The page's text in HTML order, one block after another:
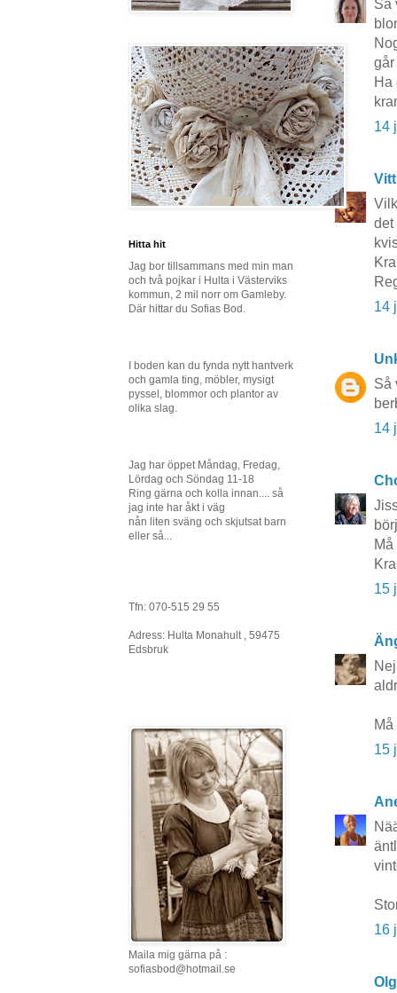
Så
går
Ha
14
det
14
Så
14
15
15
16
Hitta hit
Jag bor tillsammans med min man
och två pojkar i Hulta i Västerviks
kommun, 2 mil norr om Gamleby.
Där hittar du Sofias Bod.
I boden kan du fynda nytt hantverk
och gamla ting, möbler, mysigt
pyssel, blommor och plantor av
olika slag.
Jag har öppet Måndag, Fredag,
Lördag och Söndag 11-18
Ring gärna och kolla innan.... så
jag inte har åkt i väg
nån liten sväng och skjutsat barn
eller så...
Tfn: 070-515 29 55
Adress: Hulta Monahult , 59475
Edsbruk
Maila mig gärna på :
sofiasbod@hotmail.se